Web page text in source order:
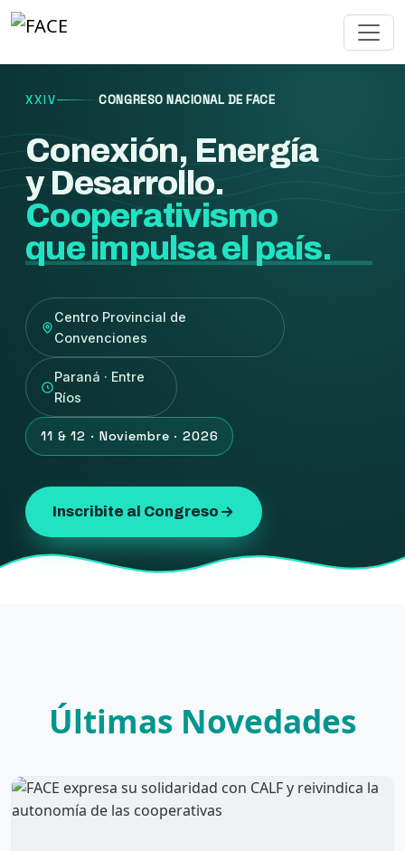
XXIV CONGRESO NACIONAL DE FACE
Conexión, Energía
y Desarrollo.
Cooperativismo
que impulsa el país.
Centro Provincial de
Convenciones
Paraná · Entre
Ríos
11 & 12 · Noviembre · 2026
Inscribite al Congreso
Últimas Novedades